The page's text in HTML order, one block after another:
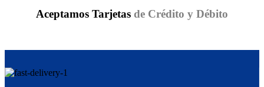
Aceptamos Tarjetas de Crédito y Débito